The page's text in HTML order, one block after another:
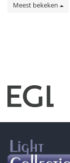
Meest bekeken